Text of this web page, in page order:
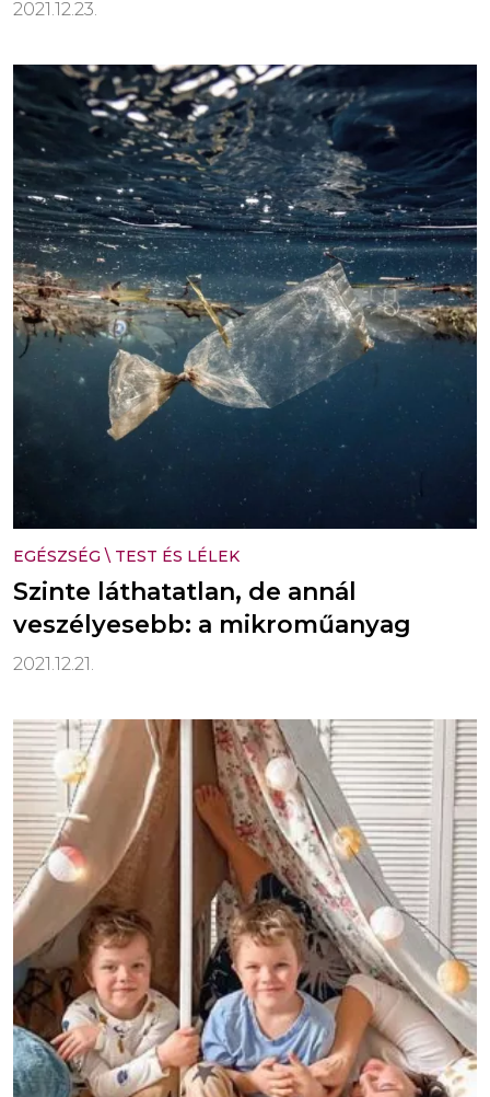
2021.12.23.
EGÉSZSÉG \ TEST ÉS LÉLEK
Szinte láthatatlan, de annál
veszélyesebb: a mikroműanyag
2021.12.21.